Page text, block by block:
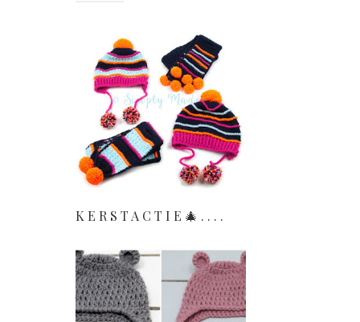
K E R S T A C T I E 🎄 . . . .